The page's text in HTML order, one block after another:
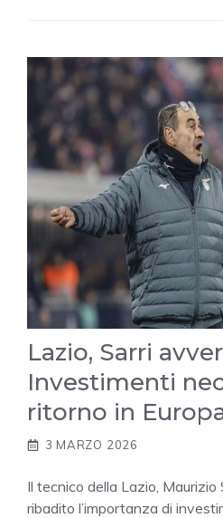
Lazio, Sarri
Investimenti
ritorno in
3 MARZO 2026
Il tecnico della Lazio,
ribadito l’importanza di